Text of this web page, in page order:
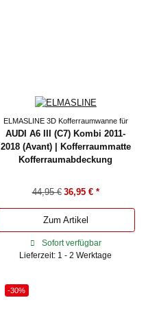
ELMASLINE 3D Kofferraumwanne für
AUDI A6 III (C7) Kombi 2011-
2018 (Avant) | Kofferraummatte
Kofferraumabdeckung
44,95 € 36,95 € *
Zum Artikel
Sofort verfügbar
Lieferzeit: 1 - 2 Werktage
-30%